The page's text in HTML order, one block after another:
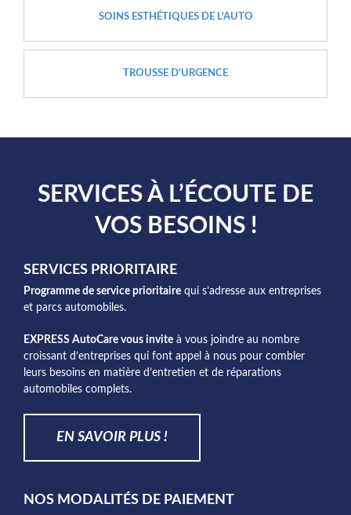
SOINS ESTHÉTIQUES DE L'AUTO
TROUSSE D'URGENCE
SERVICES À L’ÉCOUTE DE
VOS BESOINS !
SERVICES PRIORITAIRE
Programme de service prioritaire qui s’adresse aux entreprises
et parcs automobiles.
EXPRESS AutoCare vous invite à vous joindre au nombre
croissant d’entreprises qui font appel à nous pour combler
leurs besoins en matière d’entretien et de réparations
automobiles complets.
EN SAVOIR PLUS !
NOS MODALITÉS DE PAIEMENT